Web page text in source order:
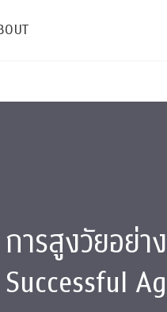
Annual Reports
Contact Us
การสูงวัยอย่า
Successful